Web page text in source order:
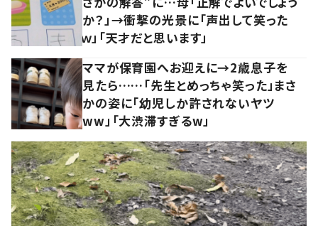
か？」→衝撃の光景に「声出して笑った
ｗ」「天才だと思います」
ママが保育園へお迎えに→2歳息子を
見たら……「先生とめっちゃ笑った」まさ
かの姿に「幼児しか許されないヤツ
ww」「大渋滞すぎるw」